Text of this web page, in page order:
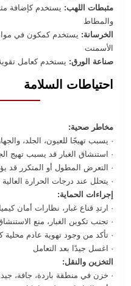
مثبطات اللهب: يستخدم كإضافة
والمطاط
الخرسانة: يستخدم كمكون في مواد
الأسمنت
صناعة الورق: يستخدم كعامل
احتياطات السلامة
مخاطر صحية:
· يسبب تهيجًا للعيون، الجلد،
· استنشاق الغبار قد يسبب تهيج
· التعرض المطول أو المتكرر قد
· يتحلل عند درجات الحرارة
إجراءات الحماية:
· ارتدِ قناع غبار، نظارات أمان
· تجنب تكوين الغبار، منع
· تأكد من وجود تهوية عادم محلية
· اغسل جيدًا بعد التعامل
التخزين والنقل:
· خزن في منطقة باردة، جافة،